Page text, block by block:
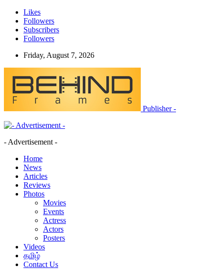
Likes
Followers
Subscribers
Followers
Friday, August 7, 2026
Publisher -
- Advertisement -
Home
News
Articles
Reviews
Photos
Movies
Events
Actress
Actors
Posters
Videos
தமிழ்
Contact Us